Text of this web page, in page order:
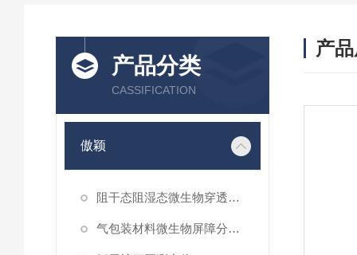
产品分类
CASSIFICATION
傲颖
阻干态阻湿态微生物穿透性能测试仪
气包装材料微生物屏障分等试验仪
产